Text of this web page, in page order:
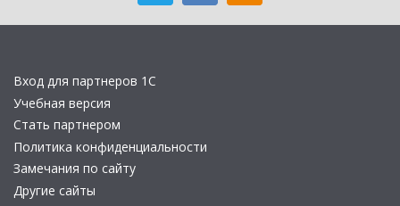
Вход для партнеров 1С
Учебная версия
Стать партнером
Политика конфиденциальности
Замечания по сайту
Другие сайты